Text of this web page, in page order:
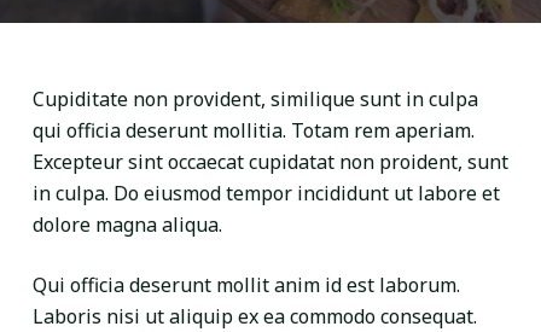
Cupiditate non provident, similique sunt in culpa
qui officia deserunt mollitia. Totam rem aperiam.
Excepteur sint occaecat cupidatat non proident, sunt
in culpa. Do eiusmod tempor incididunt ut labore et
dolore magna aliqua.
Qui officia deserunt mollit anim id est laborum.
Laboris nisi ut aliquip ex ea commodo consequat.